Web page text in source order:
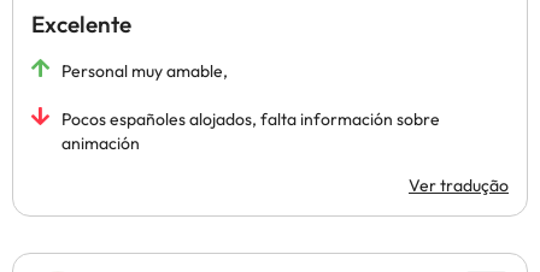
Excelente
Personal muy amable,
Pocos españoles alojados, falta información sobre
animación
Ver tradução